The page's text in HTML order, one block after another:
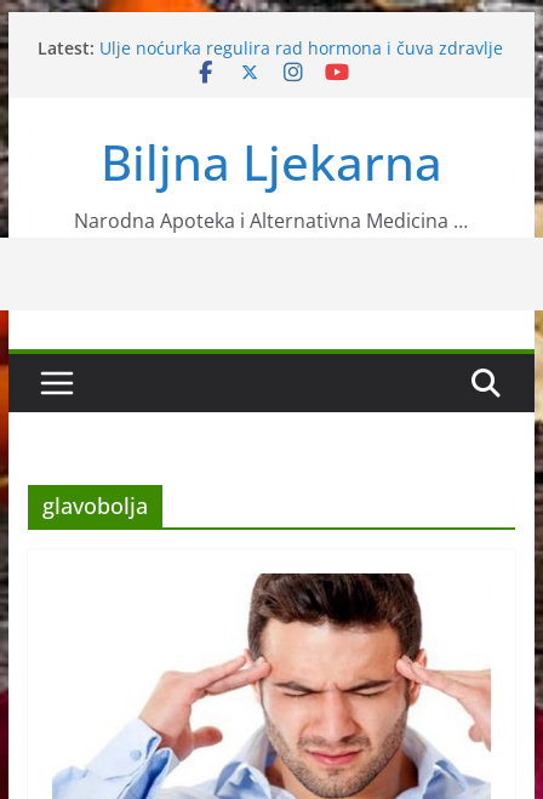
Skip
to
content
Latest: Ulje noćurka regulira rad hormona i čuva zdravlje
Ovi sastojci će vas zaštititi od raznih bolesti
Mogu li sam uzgojiti aroniju?
Biljna Ljekarna
Narodna Apoteka i Alternativna Medicina …
glavobolja